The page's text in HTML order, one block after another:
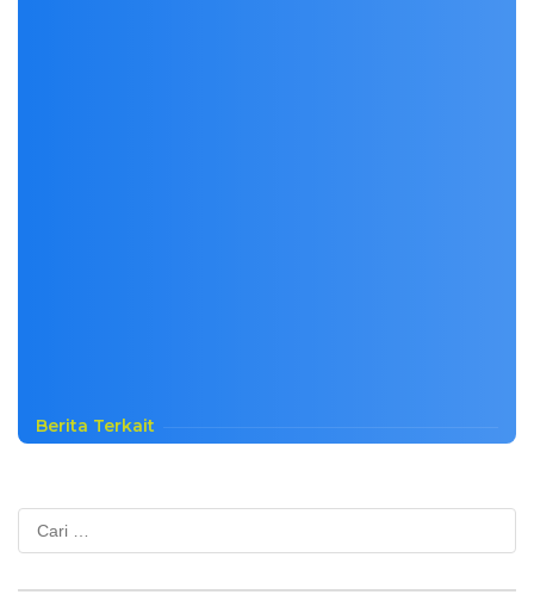
Berita Terkait
Cari
untuk: